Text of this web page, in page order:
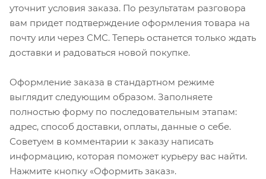
уточнит условия заказа. По результатам разговора
вам придет подтверждение оформления товара на
почту или через СМС. Теперь останется только ждать
доставки и радоваться новой покупке.
Оформление заказа в стандартном режиме
выглядит следующим образом. Заполняете
полностью форму по последовательным этапам:
адрес, способ доставки, оплаты, данные о себе.
Советуем в комментарии к заказу написать
информацию, которая поможет курьеру вас найти.
Нажмите кнопку «Оформить заказ».